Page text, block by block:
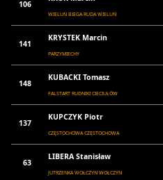
106
WIELUŃ BIEGA RUDA WIELUŃ
141
KRYSTEK Marcin
PARZYMIECHY
148
KUBACKI Tomasz
FALSTART RUDNIKI CIECIUŁÓW
137
KUPCZYK Piotr
CZĘSTOCHOWA CZĘSTOCHOWA
63
LIBERA Stanisław
JUTRZENKA WOŁCZYN WOŁCZYN